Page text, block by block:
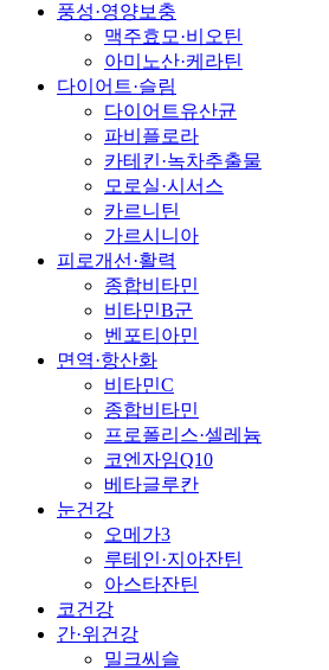
풍성·영양보충
맥주효모·비오틴
아미노산·케라틴
다이어트·슬림
다이어트유산균
파비플로라
카테킨·녹차추출물
모로실·시서스
카르니틴
가르시니아
피로개선·활력
종합비타민
비타민B군
벤포티아민
면역·항산화
비타민C
종합비타민
프로폴리스·셀레늄
코엔자임Q10
베타글루칸
눈건강
오메가3
루테인·지아잔틴
아스타잔틴
코건강
간·위건강
밀크씨슬